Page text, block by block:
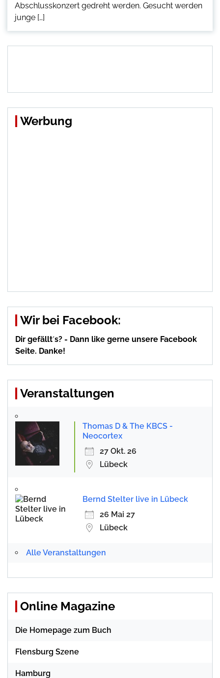
Abschlusskonzert gedreht werden. Gesucht werden
junge […]
Werbung
Wir bei Facebook:
Dir gefällt´s? - Dann like gerne unsere Facebook
Seite. Danke!
Veranstaltungen
Thomas D & The KBCS -
Neocortex
27 Okt. 26
Lübeck
Bernd Stelter live in Lübeck
26 Mai 27
Lübeck
Alle Veranstaltungen
Online Magazine
Die Homepage zum Buch
Flensburg Szene
Hamburg